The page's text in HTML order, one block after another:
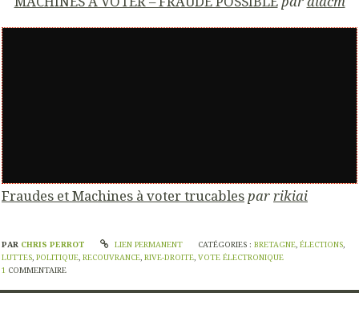
Fraudes et Machines à voter trucablesparrikiai
PAR CHRIS PERROT LIEN PERMANENT CATÉGORIES :BRETAGNE,ÉLECTIONS,
LUTTES, POLITIQUE, RECOUVRANCE, RIVE-DROITE, VOTE ÉLECTRONIQUE
1 COMMENTAIRE